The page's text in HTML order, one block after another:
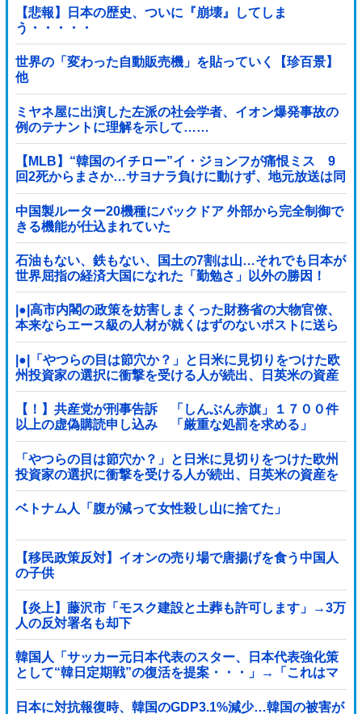
【悲報】日本の歴史、ついに『崩壊』してしま
う・・・・・
世界の「変わった自動販売機」を貼っていく【珍百景】
他
ミヤネ屋に出演した左派の社会学者、イオン爆発事故の
例のテナントに理解を示して……
【MLB】“韓国のイチロー”イ・ジョンフが痛恨ミス 9
回2死からまさか…サヨナラ負けに動けず、地元放送は同
情「不運でした」
中国製ルーター20機種にバックドア 外部から完全制御で
きる機能が仕込まれていた
石油もない、鉄もない、国土の7割は山…それでも日本が
世界屈指の経済大国になれた「勤勉さ」以外の勝因！
|●|高市内閣の政策を妨害しまくった財務省の大物官僚、
本来ならエース級の人材が就くはずのないポストに送ら
れ……
|●|「やつらの目は節穴か？」と日米に見切りをつけた欧
州投資家の選択に衝撃を受ける人が続出、日英米の資産
を処分して代わりに選んだのは……
【！】共産党が刑事告訴 「しんぶん赤旗」１７００件
以上の虚偽購読申し込み 「厳重な処罰を求める」
「やつらの目は節穴か？」と日米に見切りをつけた欧州
投資家の選択に衝撃を受ける人が続出、日英米の資産を
処分して代わりに選んだのは……
ベトナム人「腹が減って女性殺し山に捨てた」
【移民政策反対】イオンの売り場で唐揚げを食う中国人
の子供
【炎上】藤沢市「モスク建設と土葬も許可します」→3万
人の反対署名も却下
韓国人「サッカー元日本代表のスター、日本代表強化策
として“韓日定期戦”の復活を提案・・・」→「これはマ
ジで良いと思う」「今すぐやったらガチでボコられるだ
ろうね 10年後にやらないか？」「やめてくれ、勝っても
日本に対抗報復時、韓国のGDP3.1%減少…韓国の被害が